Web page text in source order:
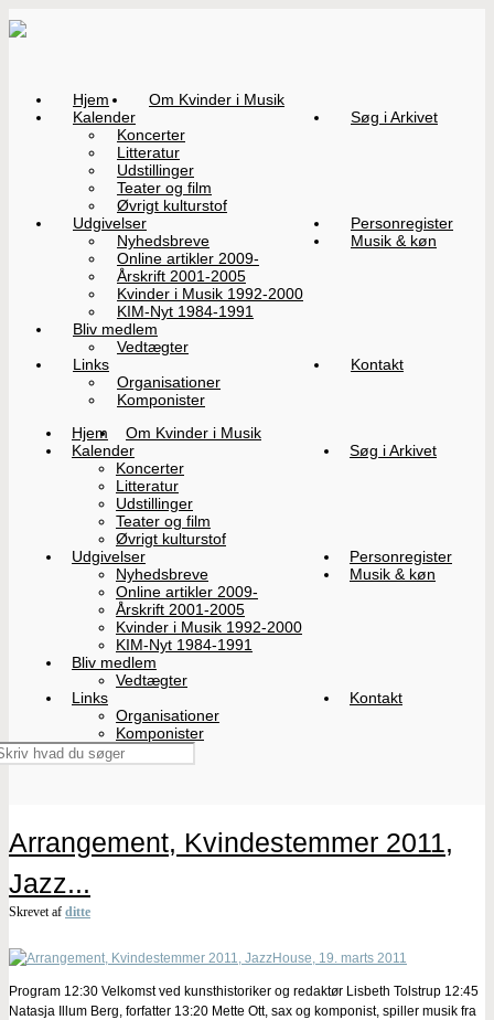
Hjem
Om Kvinder i Musik
Kalender
Koncerter
Litteratur
Udstillinger
Teater og film
Øvrigt kulturstof
Søg i Arkivet
Udgivelser
Nyhedsbreve
Online artikler 2009-
Årskrift 2001-2005
Kvinder i Musik 1992-2000
KIM-Nyt 1984-1991
Personregister
Musik & køn
Bliv medlem
Vedtægter
Links
Organisationer
Komponister
Kontakt
Hjem
Om Kvinder i Musik
Kalender
Koncerter
Litteratur
Udstillinger
Teater og film
Øvrigt kulturstof
Søg i Arkivet
Udgivelser
Nyhedsbreve
Online artikler 2009-
Årskrift 2001-2005
Kvinder i Musik 1992-2000
KIM-Nyt 1984-1991
Personregister
Musik & køn
Bliv medlem
Vedtægter
Links
Organisationer
Komponister
Kontakt
Arrangement, Kvindestemmer 2011,
Jazz...
Skrevet af ditte
Program 12:30 Velkomst ved kunsthistoriker og redaktør Lisbeth Tolstrup 12:45
Natasja Illum Berg, forfatter 13:20 Mette Ott, sax og komponist, spiller musik fra